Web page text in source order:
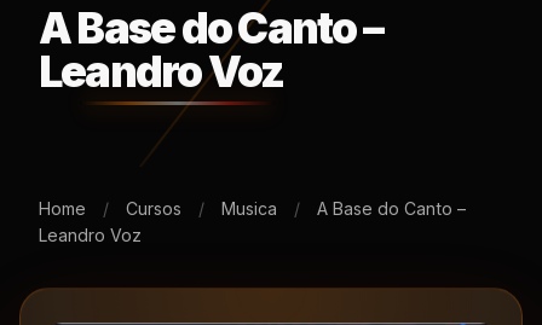
A Base do Canto –
Leandro Voz
Home / Cursos / Musica /
A Base do Canto –
Leandro Voz